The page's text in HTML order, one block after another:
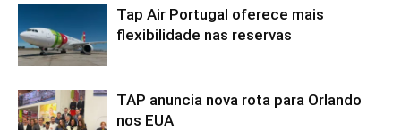
Tap Air Portugal oferece mais
flexibilidade nas reservas
TAP anuncia nova rota para Orlando
nos EUA